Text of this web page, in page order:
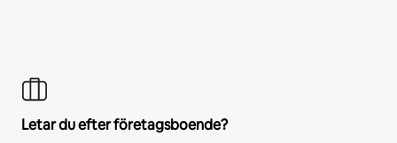
Letar du efter företagsboende?